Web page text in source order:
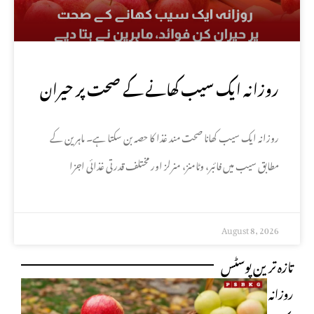
روزانہ ایک سیب کھانے کے صحت پر حیران
کن فوائد، ماہرین نے بتا دیے
روزانہ ایک سیب کھانا صحت مند غذا کا حصہ بن سکتا ہے۔ ماہرین کے
مطابق سیب میں فائبر، وٹامنز، منرلز اور مختلف قدرتی غذائی اجزا
August 8, 2026
تازہ ترین پوسٹس
روزانہ